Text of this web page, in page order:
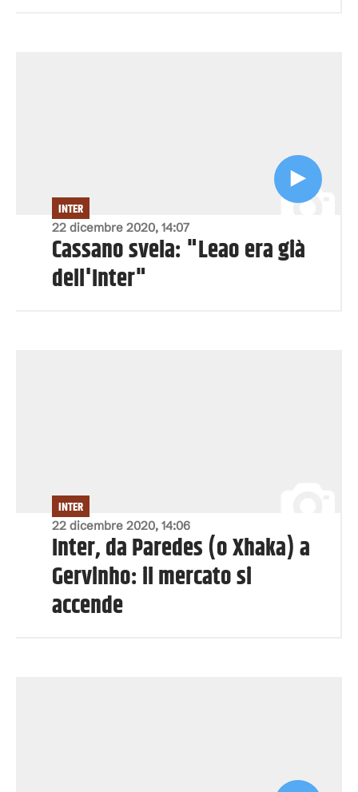
22 dicembre 2020, 14:07
INTER
Cassano svela: "Leao era già
dell'Inter"
22 dicembre 2020, 14:06
INTER
Inter, da Paredes (o Xhaka) a
Gervinho: il mercato si
accende